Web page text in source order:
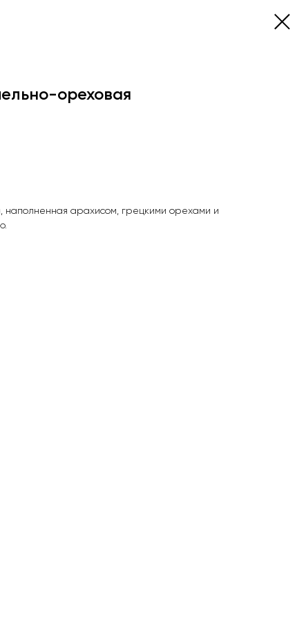
ореховая
наполненная арахисом, грецкими орехами и